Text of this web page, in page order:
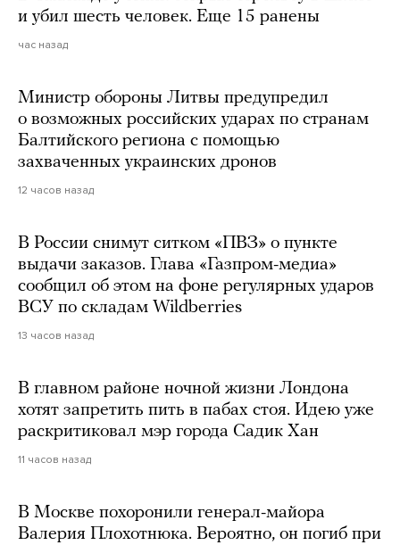
и убил шесть человек. Еще 15 ранены
час назад
Министр обороны Литвы предупредил
о возможных российских ударах по странам
Балтийского региона с помощью
захваченных украинских дронов
12 часов назад
В России снимут ситком «ПВЗ» о пункте
выдачи заказов. Глава «Газпром-медиа»
сообщил об этом на фоне регулярных ударов
ВСУ по складам Wildberries
13 часов назад
В главном районе ночной жизни Лондона
хотят запретить пить в пабах стоя. Идею уже
раскритиковал мэр города Садик Хан
11 часов назад
В Москве похоронили генерал-майора
Валерия Плохотнюка. Вероятно, он погиб при